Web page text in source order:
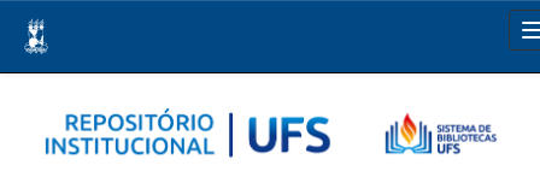
navigation